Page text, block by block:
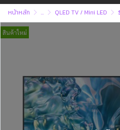
หน้าหลัก ... QLED TV / Mini LED
สินค้าใหม่